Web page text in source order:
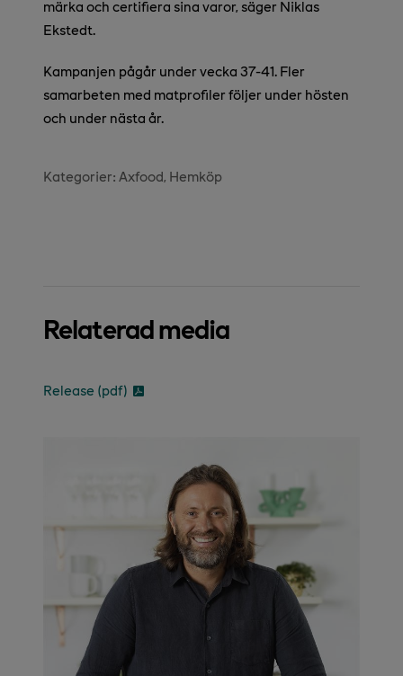
märka och certifiera sina varor, säger Niklas
Ekstedt.
Kampanjen pågår under vecka 37-41. Fler
samarbeten med matprofiler följer under hösten
och under nästa år.
Kategorier: Axfood Hemköp
Relaterad media
Release (pdf)